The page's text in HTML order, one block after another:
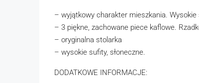
– wyjątkowy charakter mieszkania.
– 3 piękne, zachowane piece kaflowe.
– oryginalna stolarka
– wysokie sufity, słoneczne.
DODATKOWE INFORMACJE: